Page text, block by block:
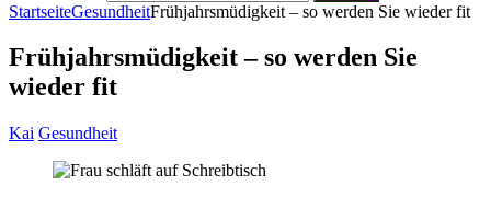
StartseiteGesundheitFrühjahrsmüdigkeit – so werden Sie wieder fit
Frühjahrsmüdigkeit – so werden Sie
wieder fit
Kai Gesundheit